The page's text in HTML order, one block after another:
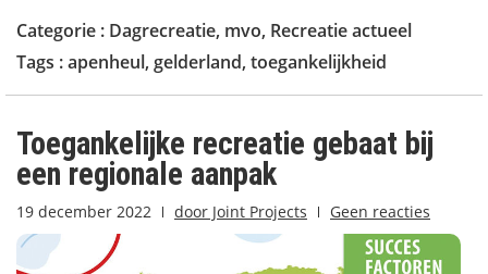
Categorie : Dagrecreatie, mvo, Recreatie actueel
Tags :apenheul, gelderland, toegankelijkheid
Toegankelijke recreatie gebaat bij
een regionale aanpak
19 december 2022 door Joint Projects Geen reacties